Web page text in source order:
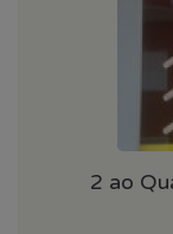
2 ao